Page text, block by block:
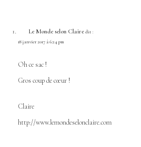
Le Monde selon Claire dit :
18 janvier 2017 à 6:24 pm
Oh ce sac !
Gros coup de cœur !
Claire
http://www.lemondeselonclaire.com